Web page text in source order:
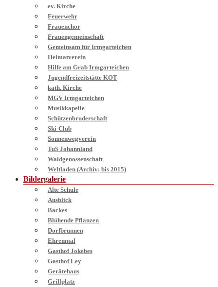
ev. Kirche
Feuerwehr
Frauenchor
Frauengemeinschaft
Gemeinsam für Irmgarteichen
Heimatverein
Hilfe am Grab Irmgarteichen
Jugendfreizeitstätte KOT
kath. Kirche
MGV Irmgarteichen
Musikkapelle
Schützenbruderschaft
Ski-Club
Sonnenwegverein
TuS Johannland
Waldgenossenschaft
Weltladen (Archiv; bis 2015)
Bildergalerie
Alte Schule
Ausblick
Backes
Blühende Pflanzen
Dorfbrunnen
Ehrenmal
Gasthof Jokebes
Gasthof Ley
Gerätehaus
Grillplatz